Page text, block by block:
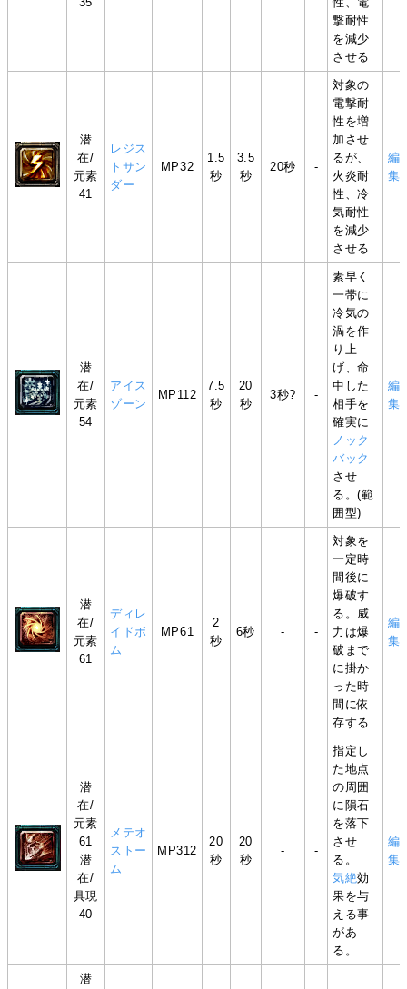
撃耐性
を減少
させる
潜
在/
元素
41
レジス
トサン
ダー
MP32
1.5
秒
3.5
秒
20秒 -
対象の
電撃耐
性を増
加させ
るが、
火炎耐
性、冷
気耐性
を減少
させる
編
集
潜
在/
元素
54
アイス
ゾーン
MP112
7.5
秒
20
秒
3秒? -
素早く
一帯に
冷気の
渦を作
り上
げ、命
中した
相手を
確実に
ノック
バック
させ
る。(範
囲型)
編
集
潜
在/
元素
61
ディレ
イドボ
ム
MP61
2
秒
6秒 - -
対象を
一定時
間後に
爆破す
る。威
力は爆
破まで
に掛か
った時
間に依
存する
編
集
潜
在/
元素
61
潜
在/
具現
40
メテオ
ストー
ム
MP312
20
秒
20
秒
- -
指定し
た地点
の周囲
に隕石
を落下
させ
る。
気絶効
果を与
える事
があ
る。
編
集
潜